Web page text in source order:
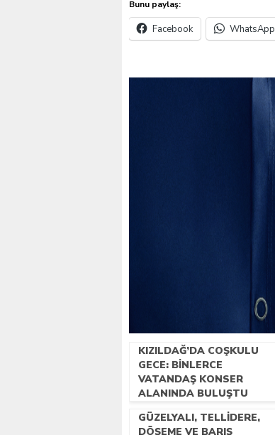
Bunu paylaş:
Facebook WhatsApp
KIZILDAĞ’DA COŞKULU
GECE: BINLERCE
VATANDAŞ KONSER
ALANINDA BULUŞTU
GÜZELYALI, TELLIDERE,
DÖŞEME VE BARIŞ